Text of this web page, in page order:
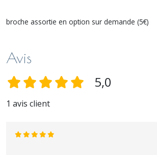
broche assortie en option sur demande (5€)
Avis
5,0
1 avis client